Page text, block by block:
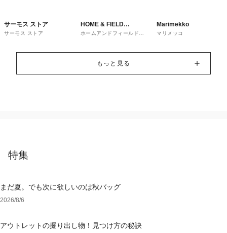
サーモス ストア
サーモス ストア
HOME & FIELD
FACTORY STORE
ホームアンドフィールドフ
Marimekko
マリメッコ
もっと見る
特集
まだ夏。でも次に欲しいのは秋バッグ
2026/8/6
アウトレットの掘り出し物！見つけ方の秘訣